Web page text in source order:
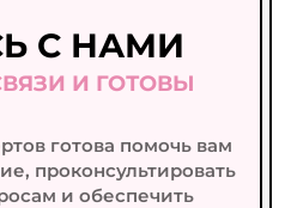
С НАМИ
И ГОТОВЫ
готова помочь вам
проконсультировать
и обеспечить